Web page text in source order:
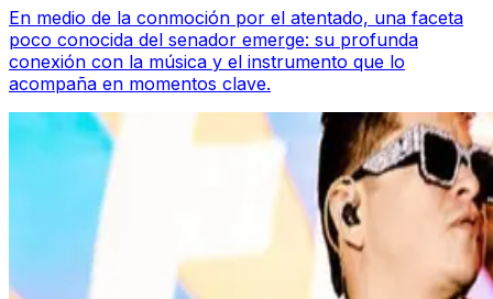
En medio de la conmoción por el atentado, una faceta
poco conocida del senador emerge: su profunda
conexión con la música y el instrumento que lo
acompaña en momentos clave.